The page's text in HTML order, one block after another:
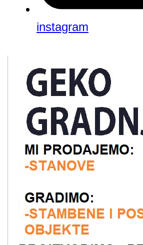
instagram